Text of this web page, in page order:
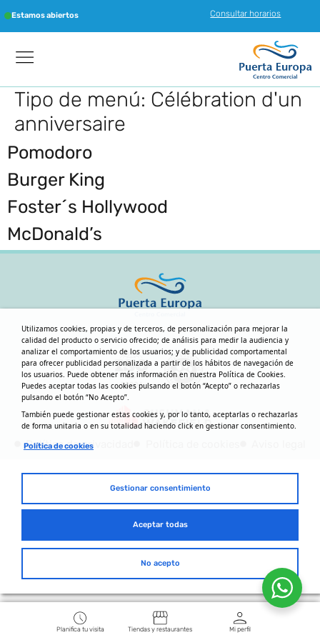
Estamos abiertos Consultar horarios
Tipo de menú: Célébration d'un
anniversaire
Pomodoro
Burger King
Foster´s Hollywood
McDonald’s
Política de privacidad
Planifica tu visita Tiendas y restaurantes Mi perfil
Utilizamos cookies, propias y de terceros, de personalización para mejorar la
calidad del producto o servicio ofrecido; de análisis para medir la audiencia y
analizar el comportamiento de los usuarios; y de publicidad comportamental
para ofrecer publicidad personalizada a partir de los hábitos de navegación de
los usuarios. Puede obtener más información en nuestra Política de Cookies.
Puedes aceptar todas las cookies pulsando el botón “Acepto” o rechazarlas
pulsando el botón “No Acepto”.
También puede gestionar estas cookies y, por lo tanto, aceptarlas o rechazarlas
de forma unitaria o en su totalidad haciendo click en gestionar consentimiento.
Política de cookies
Gestionar consentimiento
Aceptar todas
No acepto